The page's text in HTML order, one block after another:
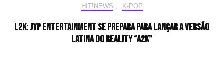
HIT!NEWS , K-POP
L2K: JYP Entertainment se prepara para lançar a versão
latina do reality “A2K”